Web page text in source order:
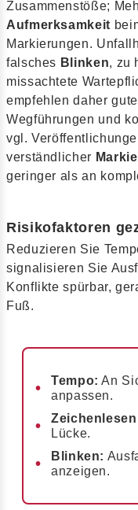
Zusammenstöße;
Aufmerksamkeit
Markierungen.
falsches Blinken, zu
missachtete
empfehlen daher
Wegführungen und
vgl.
verständlicher
geringer als an
Risikofaktoren
Reduzieren Sie
signalisieren Sie
Konflikte spürbar,
Fuß.
Tempo: An
anpassen.
Lücke.
Blinken:
anzeigen.